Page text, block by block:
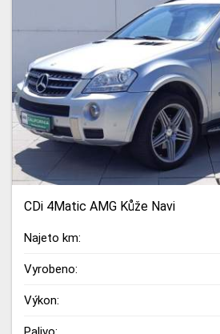
CDi 4Matic AMG Kůže Navi
Najeto km:
Vyrobeno:
Výkon: